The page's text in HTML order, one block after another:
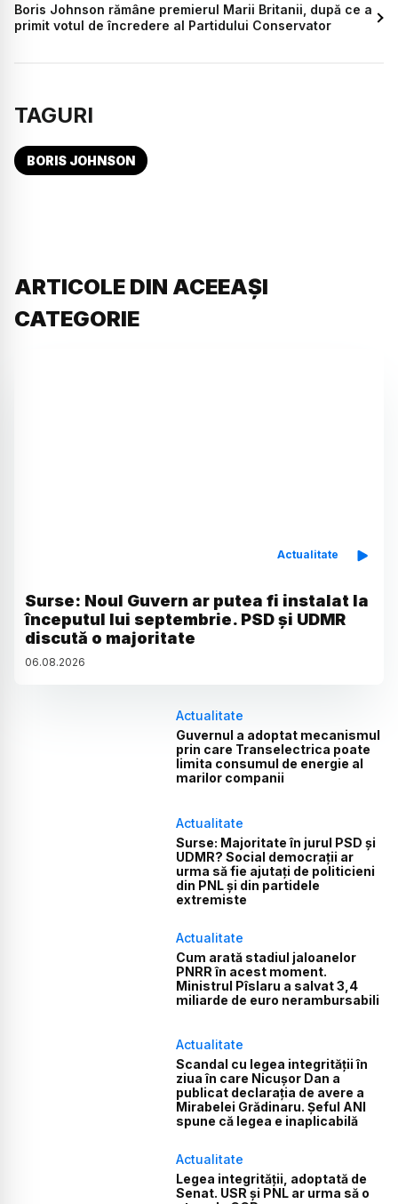
Boris Johnson rămâne premierul Marii Britanii, după ce a
primit votul de încredere al Partidului Conservator
TAGURI
BORIS JOHNSON
ARTICOLE DIN ACEEAȘI
CATEGORIE
Actualitate
Surse: Noul Guvern ar putea fi instalat la
începutul lui septembrie. PSD și UDMR
discută o majoritate
06.08.2026
Actualitate
Guvernul a adoptat mecanismul
prin care Transelectrica poate
limita consumul de energie al
marilor companii
Actualitate
Surse: Majoritate în jurul PSD și
UDMR? Social democrații ar
urma să fie ajutați de politicieni
din PNL și din partidele
extremiste
Actualitate
Cum arată stadiul jaloanelor
PNRR în acest moment.
Ministrul Pîslaru a salvat 3,4
miliarde de euro nerambursabili
Actualitate
Scandal cu legea integrității în
ziua în care Nicușor Dan a
publicat declarația de avere a
Mirabelei Grădinaru. Șeful ANI
spune că legea e inaplicabilă
Actualitate
Legea integrității, adoptată de
Senat. USR și PNL ar urma să o